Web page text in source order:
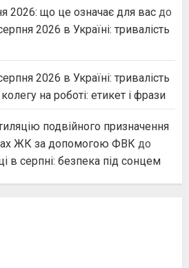
2026: що це означає для вас до
2026 в Україні: тривалість
2026 в Україні: тривалість
на роботі: етикет і фрази
подвійного призначення
ЖК за допомогою ФВК до
в серпні: безпека під сонцем